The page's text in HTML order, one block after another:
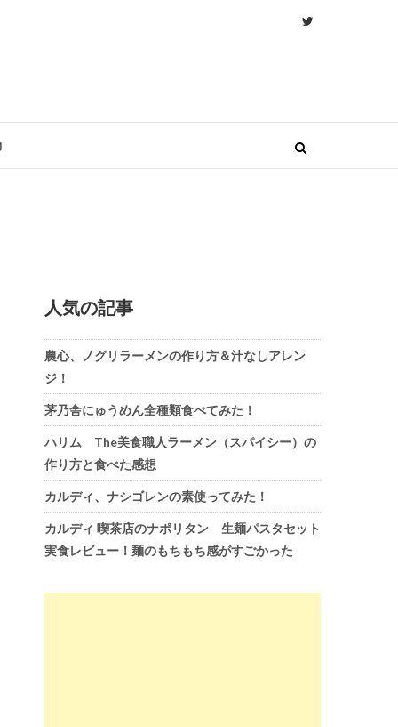
人気の記事
農心、ノグリラーメンの作り方＆汁なしアレン
ジ！
茅乃舎にゅうめん全種類食べてみた！
ハリム The美食職人ラーメン（スパイシー）の
作り方と食べた感想
カルディ、ナシゴレンの素使ってみた！
カルディ 喫茶店のナポリタン 生麺パスタセット
実食レビュー！麺のもちもち感がすごかった